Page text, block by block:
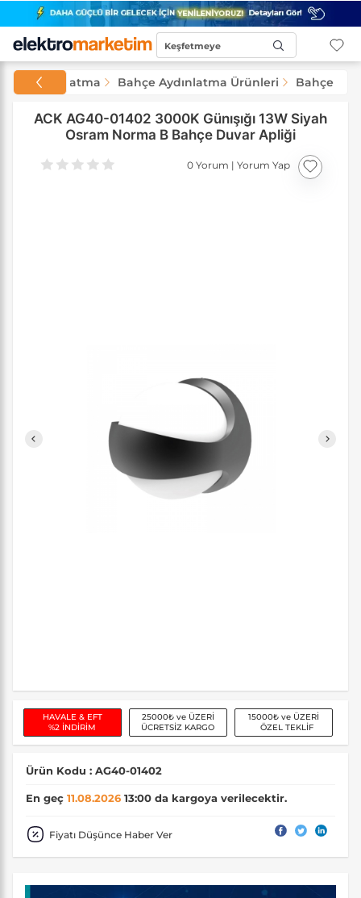
Keşfetmeye
Aydınlatma Bahçe Aydınlatma Ürünleri Bahçe
ACK AG40-01402 3000K Günışığı 13W Siyah
Osram Norma B Bahçe Duvar Apliği
0 Yorum | Yorum Yap
HAVALE & EFT
%2 İNDİRİM
25000₺ ve ÜZERİ
ÜCRETSİZ KARGO
15000₺ ve ÜZERİ
ÖZEL TEKLİF
Ürün Kodu : AG40-01402
En geç 11.08.2026 13:00 da kargoya verilecektir.
Fiyatı Düşünce Haber Ver